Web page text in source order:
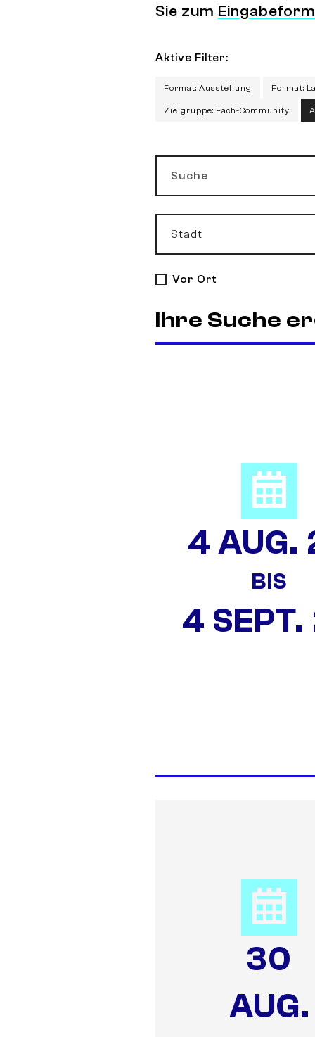
Sie zum
Aktive Filter:
Format: Ausstellung Format:
Zielgruppe: Fach-Community
Suche
Stadt
Vor Ort
Ihre Suche
4 AUG.
BIS
4
30
AUG.